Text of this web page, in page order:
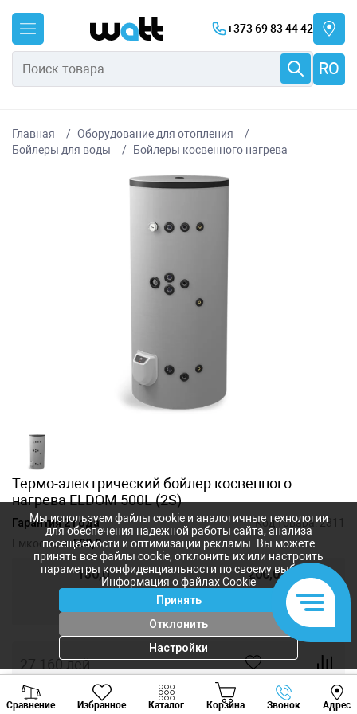
+373 69 83 44 42
RO
Главная
Оборудование для отопления
Бойлеры для воды
Бойлеры косвенного нагрева
Термо-электрический бойлер косвенного
нагрева ELDOM 500L (2S)
Гарантия 2 года Код товара:2311
Емкость, л:500,0
150,0 200,0
27 160лей
24 250 лей
Сравнение Избранное Каталог Корзина Звонок Адрес
Viber Whatsapp
Мы используем файлы cookie и аналогичные технологии
для обеспечения надежной работы сайта, анализа
посещаемости и оптимизации рекламы. Вы можете
принять все файлы cookie, отклонить их или настроить
параметры конфиденциальности по своему выбору.
Информация о файлах Cookie
Принять
Отклонить
Настройки